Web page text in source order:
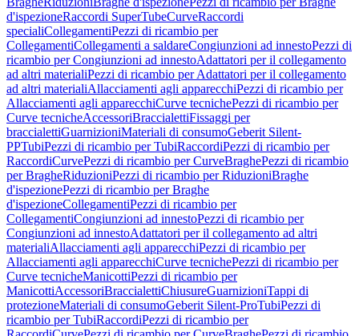
d'ispezioneRaccordi SuperTubeCurveRaccordi
specialiCollegamentiPezzi di ricambio per
CollegamentiCollegamenti a saldareCongiunzioni ad innestoPezzi di
ricambio per Congiunzioni ad innestoAdattatori per il collegamento
ad altri materialiPezzi di ricambio per Adattatori per il collegamento
ad altri materialiAllacciamenti agli apparecchiPezzi di ricambio per
Allacciamenti agli apparecchiCurve tecnichePezzi di ricambio per
Curve tecnicheAccessoriBraccialettiFissaggi per
braccialettiGuarnizioniMateriali di consumoGeberit Silent-
PPTubiPezzi di ricambio per TubiRaccordiPezzi di ricambio per
RaccordiCurvePezzi di ricambio per CurveBraghePezzi di ricambio
per BragheRiduzioniPezzi di ricambio per RiduzioniBraghe
d'ispezionePezzi di ricambio per Braghe
d'ispezioneCollegamentiPezzi di ricambio per
CollegamentiCongiunzioni ad innestoPezzi di ricambio per
Congiunzioni ad innestoAdattatori per il collegamento ad altri
materialiAllacciamenti agli apparecchiPezzi di ricambio per
Allacciamenti agli apparecchiCurve tecnichePezzi di ricambio per
Curve tecnicheManicottiPezzi di ricambio per
ManicottiAccessoriBraccialettiChiusureGuarnizioniTappi di
protezioneMateriali di consumoGeberit Silent-ProTubiPezzi di
ricambio per TubiRaccordiPezzi di ricambio per